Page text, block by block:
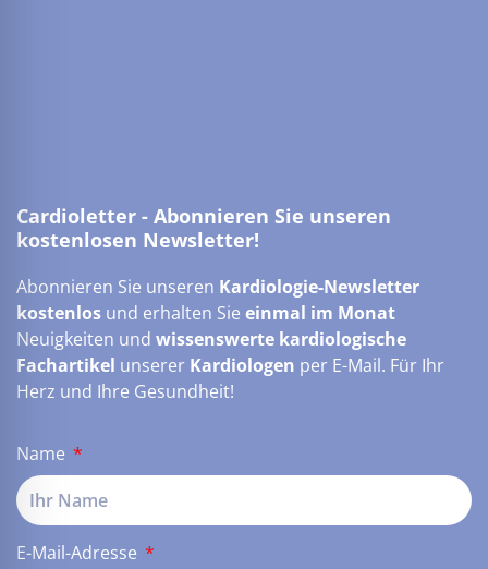
Cardioletter - Abonnieren Sie unseren
kostenlosen Newsletter!
Abonnieren Sie unseren Kardiologie-Newsletter
kostenlos und erhalten Sie einmal im Monat
Neuigkeiten und wissenswerte kardiologische
Fachartikel unserer Kardiologen per E-Mail. Für Ihr
Herz und Ihre Gesundheit!
Name
E-Mail-Adresse